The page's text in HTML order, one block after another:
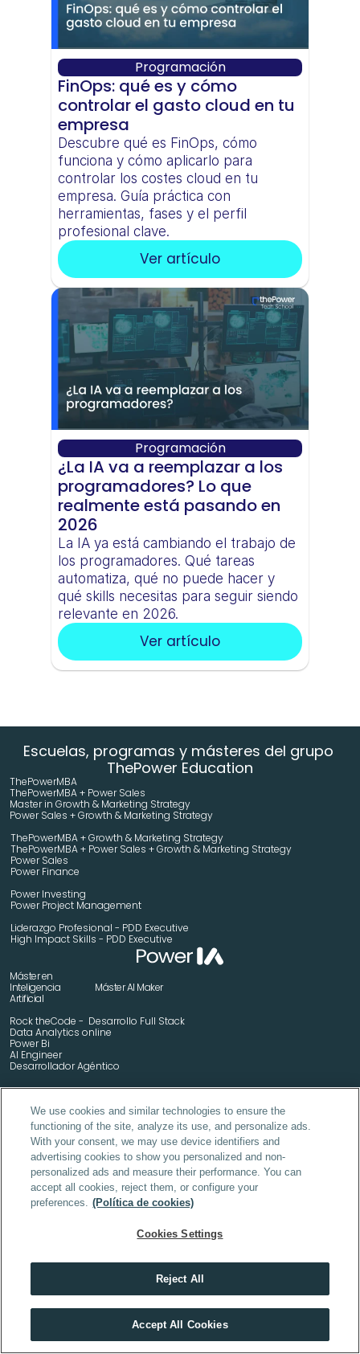
Programación
FinOps: qué es y cómo
controlar el gasto cloud en tu
empresa
Descubre qué es FinOps, cómo
funciona y cómo aplicarlo para
controlar los costes cloud en tu
empresa. Guía práctica con
herramientas, fases y el perfil
profesional clave.
Ver artículo
Programación
¿La IA va a reemplazar a los
programadores? Lo que
realmente está pasando en
2026
La IA ya está cambiando el trabajo de
los programadores. Qué tareas
automatiza, qué no puede hacer y
qué skills necesitas para seguir siendo
relevante en 2026.
Ver artículo
Escuelas, programas y másteres del grupo
ThePower Education
ThePowerMBA
ThePowerMBA + Power Sales
Master in Growth & Marketing Strategy
Power Sales + Growth & Marketing Strategy
ThePowerMBA + Growth & Marketing Strategy
ThePowerMBA + Power Sales + Growth & Marketing Strategy
Power Sales
Power Finance
Power Investing
Power Project Management
Liderazgo Profesional - PDD Executive
High Impact Skills - PDD Executive
Máster en
Inteligencia
Artificial
Máster AI Maker
Rock theCode -  Desarrollo Full Stack
Data Analytics online
Power Bi
AI Engineer
Desarrollador Agéntico
Máster en Industria Farmacéutica
Máster en Cosmética y Dermofarmacia
Máster en MSL y Medical Advisor
Programa de Especialización en Industria Farmacéutica
Programa de Especialización en Cosmética y Dermofarmacia
MBA Pharma & Health
Máster en IA Industria Farmacéutica
Formulación Cosmética Avanzada y Desarrollo de Producto
DAW (Desarrollo de Aplicaciones Web) online
SMR (Sistemas Microinformáticos y Redes) online
VER MÁSTERS TECH
We use cookies and similar technologies to ensure the
functioning of the site, analyze its use, and personalize ads.
With your consent, we may use device identifiers and
advertising cookies to show you personalized and non-
personalized ads and measure their performance. You can
accept all cookies, reject them, or configure your
preferences. (Política de cookies)
Cookies Settings
Reject All
Accept All Cookies